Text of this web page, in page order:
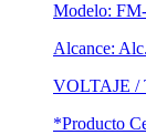
Modelo:
Alcance:
VOLTAJE /
*Producto